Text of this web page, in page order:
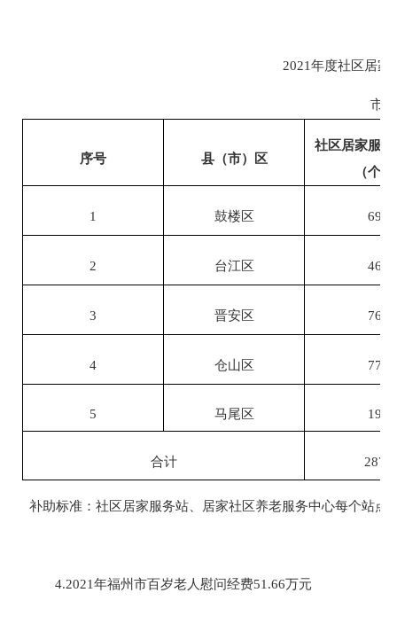
2021年度社区居
市
序号 县（市）区
社区居家服
（个）
1 鼓楼区 69
2 台江区 46
3 晋安区 76
4 仓山区 77
5 马尾区 19
合计 287
补助标准：社区居家服务站、居家社区养老服务中心每个站点
4.2021年福州市百岁老人慰问经费51.66万元